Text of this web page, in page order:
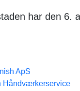
har den 6.
ApS
Håndværkerservice